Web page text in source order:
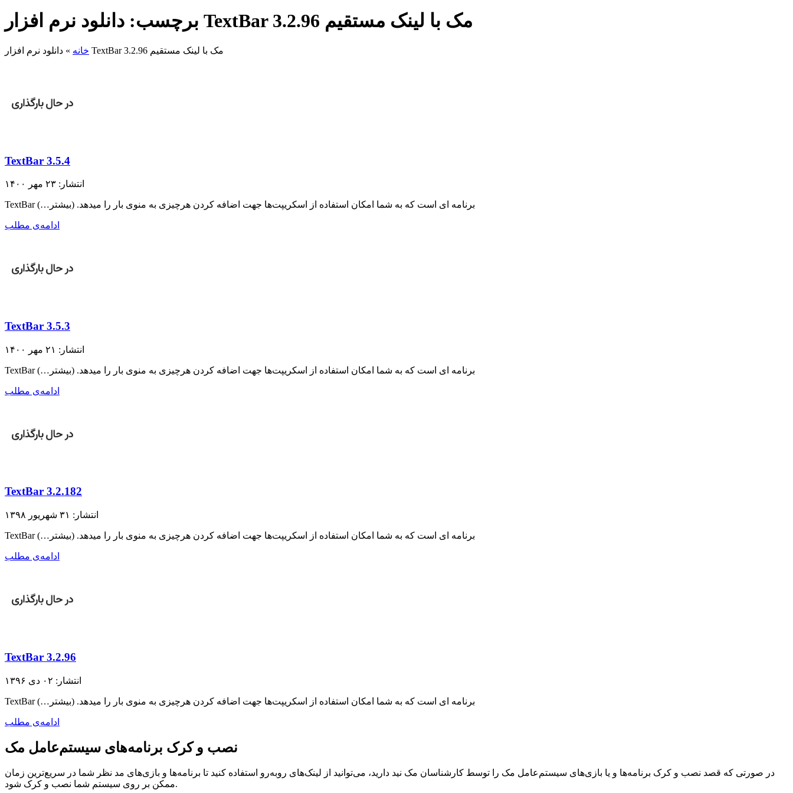
برچسب: دانلود نرم افزار TextBar 3.2.96 مک با لینک مستقیم
خانه » دانلود نرم افزار TextBar 3.2.96 مک با لینک مستقیم
TextBar 3.5.4
انتشار: ۲۳ مهر ۱۴۰۰
TextBar برنامه ای است که به شما امکان استفاده از اسکریپت‌ها جهت اضافه کردن هرچیزی به منوی بار را میدهد. (بیشتر…)
ادامه‌ی مطلب
TextBar 3.5.3
انتشار: ۲۱ مهر ۱۴۰۰
TextBar برنامه ای است که به شما امکان استفاده از اسکریپت‌ها جهت اضافه کردن هرچیزی به منوی بار را میدهد. (بیشتر…)
ادامه‌ی مطلب
TextBar 3.2.182
انتشار: ۳۱ شهریور ۱۳۹۸
TextBar برنامه ای است که به شما امکان استفاده از اسکریپت‌ها جهت اضافه کردن هرچیزی به منوی بار را میدهد. (بیشتر…)
ادامه‌ی مطلب
TextBar 3.2.96
انتشار: ۰۲ دی ۱۳۹۶
TextBar برنامه ای است که به شما امکان استفاده از اسکریپت‌ها جهت اضافه کردن هرچیزی به منوی بار را میدهد. (بیشتر…)
ادامه‌ی مطلب
نصب و کرک برنامه‌های سیستم‌عامل مک
در صورتی که قصد نصب و کرک برنامه‌ها و یا بازی‌های سیستم‌عامل مک را توسط کارشناسان مک نید دارید، می‌توانید از لینک‌های رو‌به‌رو استفاده کنید تا برنامه‌ها و بازی‌های مد نظر شما در سریع‌ترین زمان
ممکن بر روی سیستم شما نصب و کرک شود.